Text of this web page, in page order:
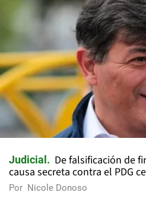
Judicial
De falsificación de
causa secreta contra el PDG
Por Nicole Donoso